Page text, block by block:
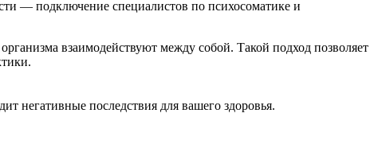
— подключение специалистов по психосоматике и
взаимодействуют между собой. Такой подход позволяет
негативные последствия для вашего здоровья.